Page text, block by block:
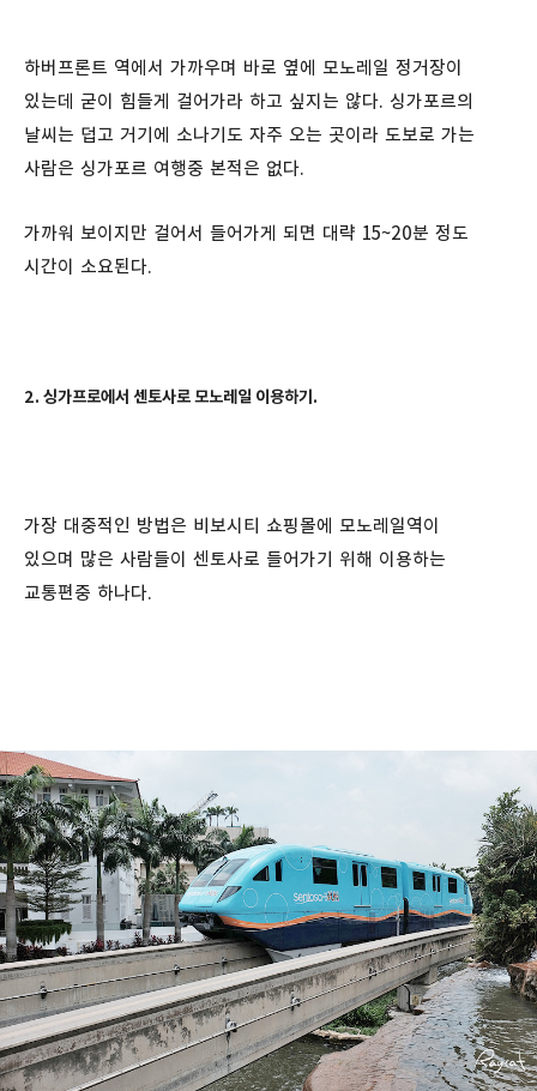
하버프론트 역에서 가까우며 바로 옆에 모노레일 정거장이
있는데 굳이 힘들게 걸어가라 하고 싶지는 않다. 싱가포르의
날씨는 덥고 거기에 소나기도 자주 오는 곳이라 도보로 가는
사람은 싱가포르 여행중 본적은 없다.
가까워 보이지만 걸어서 들어가게 되면 대략 15~20분 정도
시간이 소요된다.
2. 싱가프로에서 센토사로 모노레일 이용하기.
가장 대중적인 방법은 비보시티 쇼핑몰에 모노레일역이
있으며 많은 사람들이 센토사로 들어가기 위해 이용하는
교통편중 하나다.